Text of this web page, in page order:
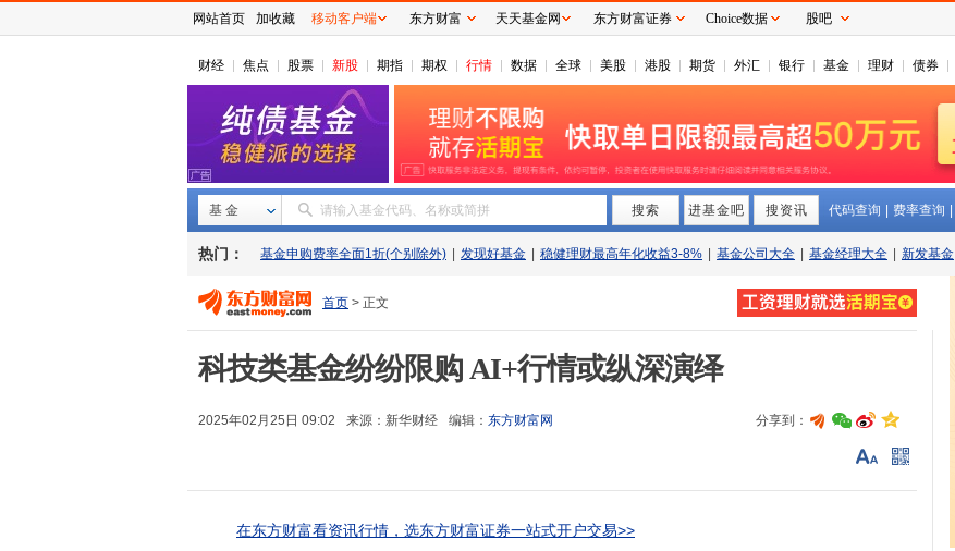
财经 焦点 股票 新股 期指 期权 行情 数据 全球 美股 港股 期货 外汇 银行 基金 理财 债券
基 金 请输入基金代码、名称或简拼 搜索 进基金吧 搜资讯 代码查询 费率查询
热门： 基金申购费率全面1折(个别除外) 发现好基金 稳健理财最高年化收益3-8% 基金公司大全 基金经理大全 新发基金
首页 > 正文
科技类基金纷纷限购 AI+行情或纵深演绎
2025年02月25日 09:02 来源： 新华财经 编辑： 东方财富网 分享到：
在东方财富看资讯行情，选东方财富证券一站式开户交易>>
网站首页 加收藏 移动客户端 东方财富 天天基金网 东方财富证券 Choice数据 股吧